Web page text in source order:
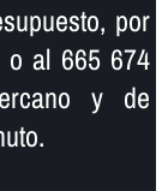
por
o al 665 674
y de